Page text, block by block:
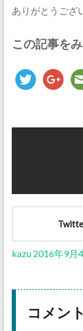
ありがとうござ
この記事を
kazu 2016年9月
コメン